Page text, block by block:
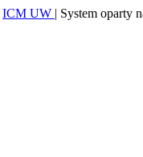
ICM UW | System oparty